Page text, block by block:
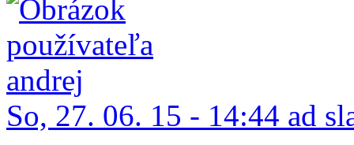
So, 27. 06. 15 - 14:44 ad